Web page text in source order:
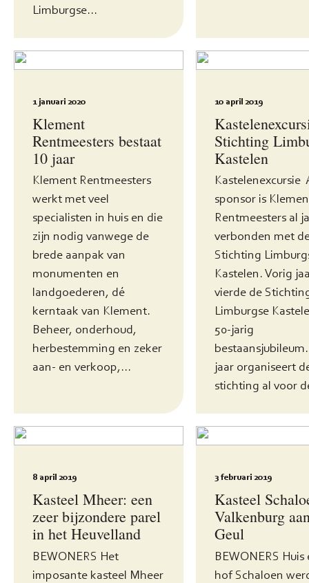
Limburgse...
1 januari 2020
Klement
Rentmeesters bestaat
10 jaar
Klement Rentmeesters
werkt met veel
specialisten in huis en die
zijn nodig vanwege de
brede aanpak van
monumenten en
landgoederen, dé
kerntaak van Klement.
Beheer, onderhoud,
herbestemming en zeker
aan- en verkoop,...
10 april 2019
Stichting
Kastelen
Kastelenexcursie
sponsor is
Rentmeesters al
verbonden met
Stichting
Kastelen. Vorig
vierde de
Limburgse
50-jarig
jaar organiseert
stichting al voor
8 april 2019
Kasteel Mheer: een
zeer bijzondere parel
in het Heuvelland
BEWONERS Het
imposante kasteel Mheer
3 februari 2019
Kasteel
Valkenburg
Geul
BEWONERS Huis
hof Schaloen